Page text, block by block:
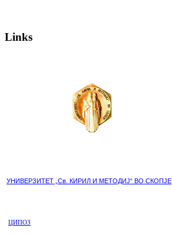
Links
УНИВЕРЗИТЕТ „Св. КИРИЛ И МЕТОДИЈ“ ВО СКОПЈЕ
ЦИПОЗ